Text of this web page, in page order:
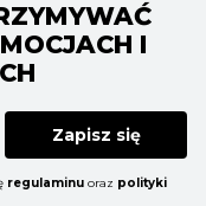
I
Zapisz się
regulaminu oraz polityki